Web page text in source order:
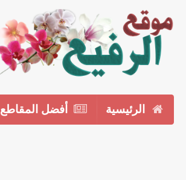
الرئيسية أفضل المقاطع